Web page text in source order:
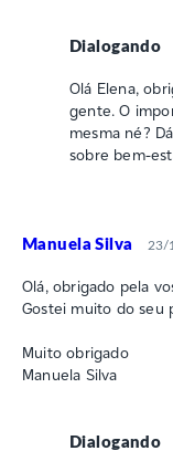
Dialogando
Olá Elena,
gente. O
mesma né?
sobre bem-
Manuela Silva 23/
Olá, obrigado pela
Gostei muito do seu
Muito obrigado
Manuela Silva
Dialogando